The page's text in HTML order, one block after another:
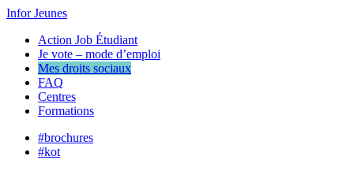
Infor Jeunes
Action Job Étudiant
Je vote – mode d’emploi
Mes droits sociaux
FAQ
Centres
Formations
#brochures
#kot